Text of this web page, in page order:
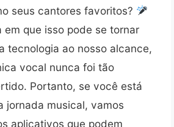
seus cantores favoritos?
em que isso pode se tornar
tecnologia ao nosso alcance,
vocal nunca foi tão
Portanto, se você está
jornada musical, vamos
aplicativos que podem